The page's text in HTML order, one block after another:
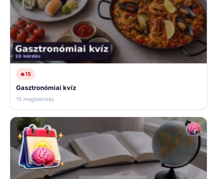
🔥15
Gasztronómiai kvíz
15 megtekintés